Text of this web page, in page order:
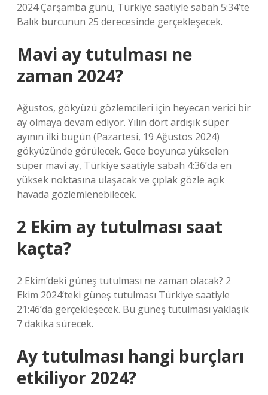
2024 Çarşamba günü, Türkiye saatiyle sabah 5:34’te
Balık burcunun 25 derecesinde gerçekleşecek.
Mavi ay tutulması ne
zaman 2024?
Ağustos, gökyüzü gözlemcileri için heyecan verici bir
ay olmaya devam ediyor. Yılın dört ardışık süper
ayının ilki bugün (Pazartesi, 19 Ağustos 2024)
gökyüzünde görülecek. Gece boyunca yükselen
süper mavi ay, Türkiye saatiyle sabah 4:36’da en
yüksek noktasına ulaşacak ve çıplak gözle açık
havada gözlemlenebilecek.
2 Ekim ay tutulması saat
kaçta?
2 Ekim’deki güneş tutulması ne zaman olacak? 2
Ekim 2024’teki güneş tutulması Türkiye saatiyle
21:46’da gerçekleşecek. Bu güneş tutulması yaklaşık
7 dakika sürecek.
Ay tutulması hangi burçları
etkiliyor 2024?